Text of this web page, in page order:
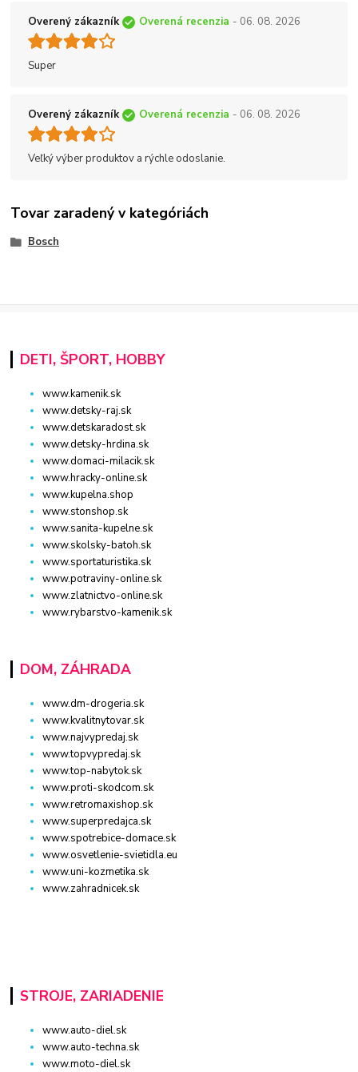
Overený zákazník Overená recenzia - 06. 08. 2026
Super
Overený zákazník Overená recenzia - 06. 08. 2026
Veľký výber produktov a rýchle odoslanie.
Tovar zaradený v kategóriách
Bosch
DETI, ŠPORT, HOBBY
www.kamenik.sk
www.detsky-raj.sk
www.detskaradost.sk
www.detsky-hrdina.sk
www.domaci-milacik.sk
www.hracky-online.sk
www.kupelna.shop
www.stonshop.sk
www.sanita-kupelne.sk
www.skolsky-batoh.sk
www.sportaturistika.sk
www.potraviny-online.sk
www.zlatnictvo-online.sk
www.rybarstvo-kamenik.sk
DOM, ZÁHRADA
www.dm-drogeria.sk
www.kvalitnytovar.sk
www.najvypredaj.sk
www.topvypredaj.sk
www.top-nabytok.sk
www.proti-skodcom.sk
www.retromaxishop.sk
www.superpredajca.sk
www.spotrebice-domace.sk
www.osvetlenie-svietidla.eu
www.uni-kozmetika.sk
www.zahradnicek.sk
STROJE, ZARIADENIE
www.auto-diel.sk
www.auto-techna.sk
www.moto-diel.sk